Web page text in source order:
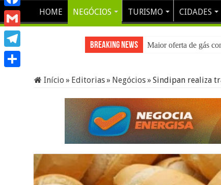
HOME NEGÓCIOS TURISMO CIDADES
Breaking News Maior oferta de gás
Início » Editorias» Negócios» Sindipan realiza
Facebook
Gmail
Telegram